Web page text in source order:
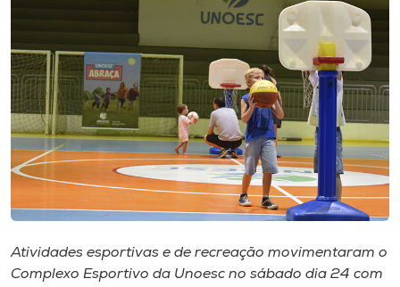
Biblioteca
Editora
Museu
Atividades esportivas e de recreação movimentaram o
Complexo Esportivo da Unoesc no sábado dia 24 com